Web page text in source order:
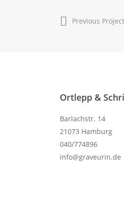
Previous Project
Ortlepp &
Barlachstr. 14
21073 Hamburg
040/774896
info@graveurin.de